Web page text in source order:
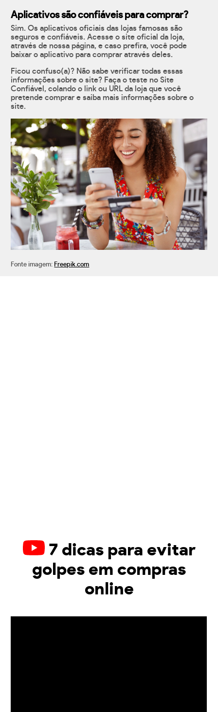
Aplicativos são confiáveis para comprar?
Sim. Os aplicativos oficiais das lojas famosas são
seguros e confiáveis. Acesse o site oficial da loja,
através de nossa página, e caso prefira, você pode
baixar o aplicativo para comprar através deles.
Ficou confuso(a)? Não sabe verificar todas essas
informações sobre o site? Faça o teste no Site
Confiável, colando o link ou URL da loja que você
pretende comprar e saiba mais informações sobre o
site.
Fonte imagem: Freepik.com
7 dicas para evitar
golpes em compras
online